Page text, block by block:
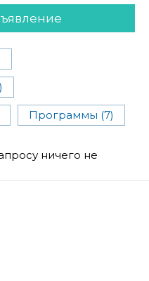
Программы (7)
ничего не